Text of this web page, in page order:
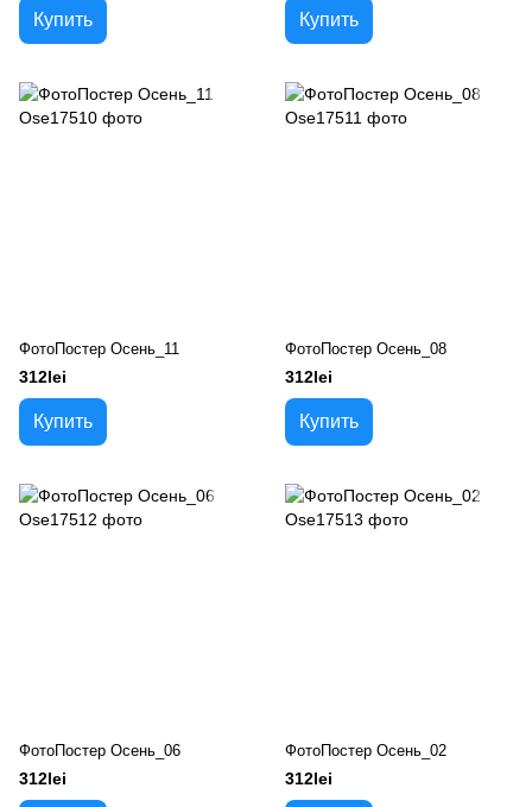
Купить Купить
ФотоПостер Осень_11
312lei
Купить
ФотоПостер Осень_08
312lei
Купить
ФотоПостер Осень_06
312lei
ФотоПостер Осень_02
312lei